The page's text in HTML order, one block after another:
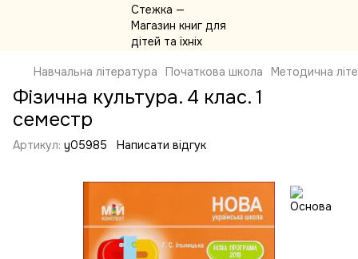
Навчальна література Початкова школа Методична
Фізична культура. 4 клас. 1
семестр
Артикул: y05985 Написати відгук